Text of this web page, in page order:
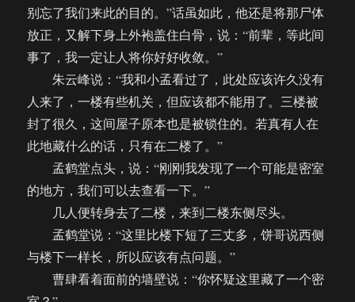
别忘了我们来此的目的。”话虽如此，他还是将那尸体
放正，又解下身上外袍盖住白骨，说：“前辈，等此间
事了，我一定让人将你好好收敛。”
朱云峰说：“我和小孟看过了，此处应该许久没有
人来了，一楼有些机关，但应该都不能用了。三楼被
封了很久，这间屋子原本也是被锁住的。若真有人在
此地藏什么的话，只有在二楼了。”
孟鹤堂点头，说：“刚刚我发现了一个可能是密室
的地方，我们可以去查看一下。”
几人便转身去了二楼，来到二楼东侧尽头。
孟鹤堂说：“这里比楼下短了三丈多，饼哥说西侧
与楼下一样长，所以应该有点问题。”
曹肆看着面前的墙壁说：“你怀疑这里藏了一个密